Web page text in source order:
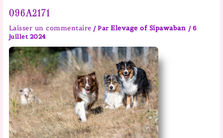
096A2171
Laisser un commentaire / ParElevage of Sipawaban / 6
juillet 2024